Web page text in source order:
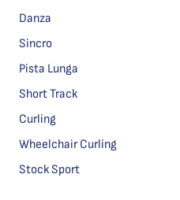
Danza
Sincro
Pista Lunga
Short Track
Curling
Wheelchair Curling
Stock Sport